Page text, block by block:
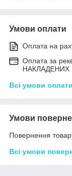
Умови оплати
Оплата на
Оплата за
НАКЛАДЕНИХ
Всі умови оплати
Умови
Повернення
Всі умови